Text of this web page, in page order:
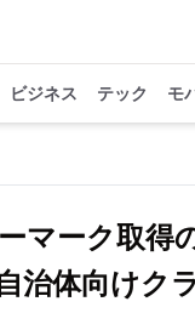
ビジネス テック モ
マーク取得
治体向けク